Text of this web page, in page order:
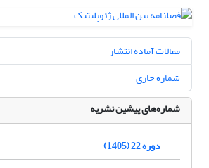
مقالات آماده انتشار
شماره جاری
شماره‌های پیشین نشریه
دوره 22 (1405)